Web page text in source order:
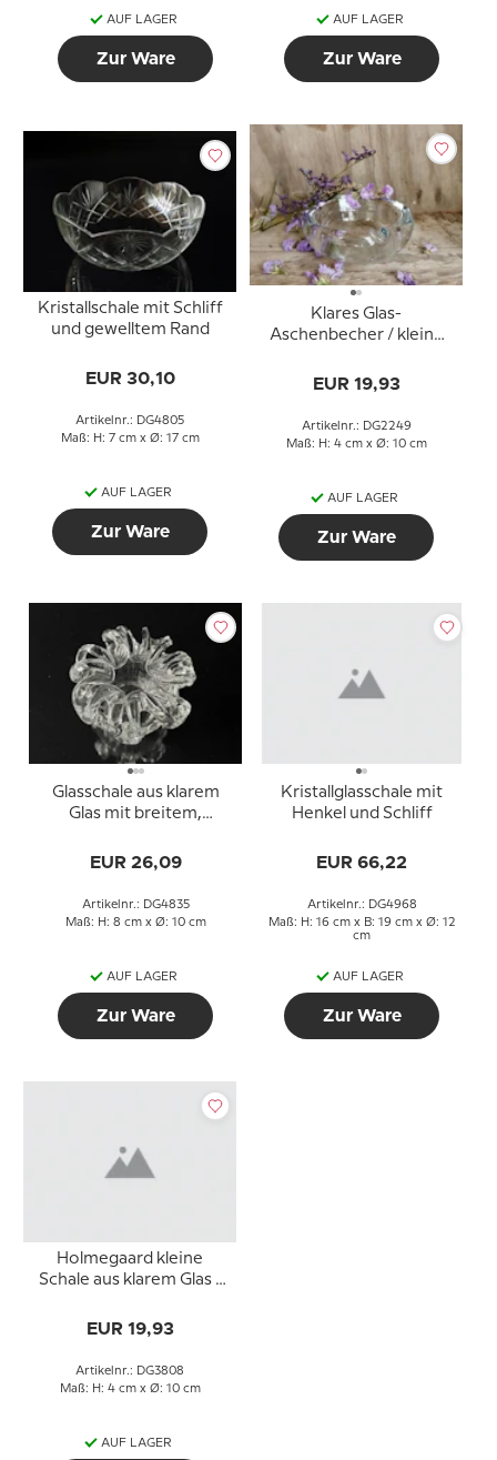
AUF LAGER
Zur Ware
AUF LAGER
Zur Ware
Kristallschale mit Schliff
und gewelltem Rand
EUR 30,10
Artikelnr.: DG4805
Maß: H: 7 cm x Ø: 17 cm
AUF LAGER
Zur Ware
Klares Glas-
Aschenbecher / kleine
EUR 19,93
Artikelnr.: DG2249
Maß: H: 4 cm x Ø: 10 cm
AUF LAGER
Zur Ware
Glasschale aus klarem
Glas mit breitem,
EUR 26,09
Artikelnr.: DG4835
Maß: H: 8 cm x Ø: 10 cm
AUF LAGER
Zur Ware
Kristallglasschale mit
Henkel und Schliff
EUR 66,22
Artikelnr.: DG4968
Maß: H: 16 cm x B: 19 cm x Ø: 12
cm
AUF LAGER
Zur Ware
Holmegaard kleine
Schale aus klarem Glas -
EUR 19,93
Artikelnr.: DG3808
Maß: H: 4 cm x Ø: 10 cm
AUF LAGER